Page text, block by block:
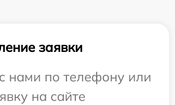
заявки
нами по телефону или
на сайте